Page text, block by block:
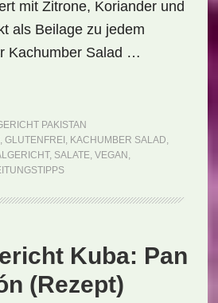
mit Zitrone, Koriander und
als Beilage zu jedem
Kachumber Salad …
PAKISTAN
, GLUTENFREI , KACHUMBER SALAD,
, SALATE, VEGAN ,
Kuba: Pan
(Rezept)